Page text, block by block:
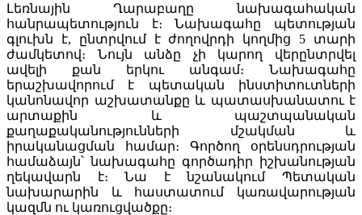
Լեռնային Ղարաբաղը նախագահական
հանրապետություն է։ Նախագահը պետության
գլուխն է, ընտրվում է ժողովրդի կողմից 5 տարի
ժամկետով։ Նույն անձը չի կարող վերընտրվել
ավելի քան երկու անգամ։ Նախագահը
երաշխավորում է պետական ինստիտուտների
կանոնավոր աշխատանքը և պատասխանատու է
արտաքին և պաշտպանական
քաղաքականությունների մշակման և
իրականացման համար։ Գործող օրենսդրության
համաձայն՝ նախագահը գործադիր իշխանության
ղեկավարն է։ Նա է նշանակում Պետական
նախարարին և հաստատում կառավարության
կազմն ու կառուցվածքը։